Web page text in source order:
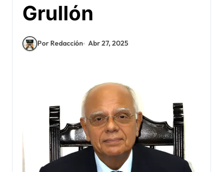
Grullón
Por Redacción Abr 27, 2025